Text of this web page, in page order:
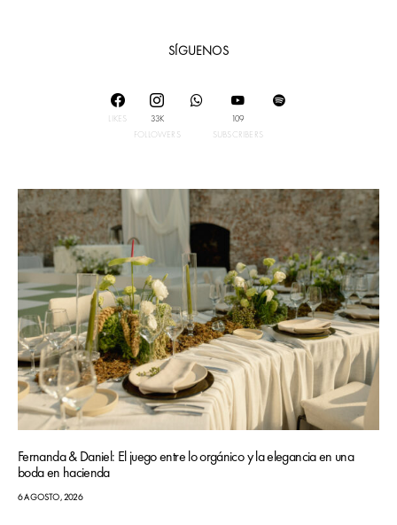
SÍGUENOS
LIKES
33K
FOLLOWERS
109
SUBSCRIBERS
Fernanda & Daniel: El juego entre lo orgánico y la elegancia en una
boda en hacienda
6 AGOSTO, 2026